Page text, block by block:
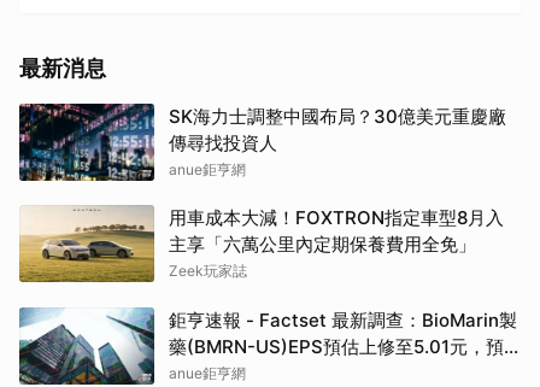
最新消息
SK海力士調整中國布局？30億美元重慶廠
傳尋找投資人
anue鉅亨網
用車成本大減！FOXTRON指定車型8月入
主享「六萬公里內定期保養費用全免」
Zeek玩家誌
鉅亨速報 - Factset 最新調查：BioMarin製
藥(BMRN-US)EPS預估上修至5.01元，預
估目標價為86.00元
anue鉅亨網